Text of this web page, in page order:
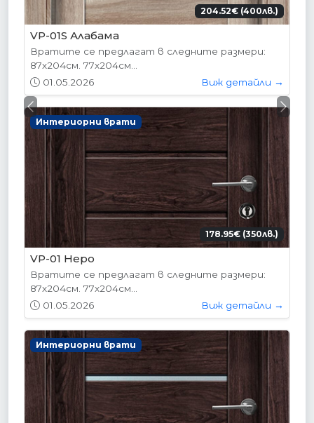
204.52€ (400лв.)
VP-01S Алабама
Вратите се предлагат в следните размери:
87х204см. 77х204см...
01.05.2026
Виж детайли →
Интериорни врати
178.95€ (350лв.)
VP-01 Hepo
Вратите се предлагат в следните размери:
87х204см. 77х204см...
01.05.2026
Виж детайли →
Интериорни врати
Previous Next